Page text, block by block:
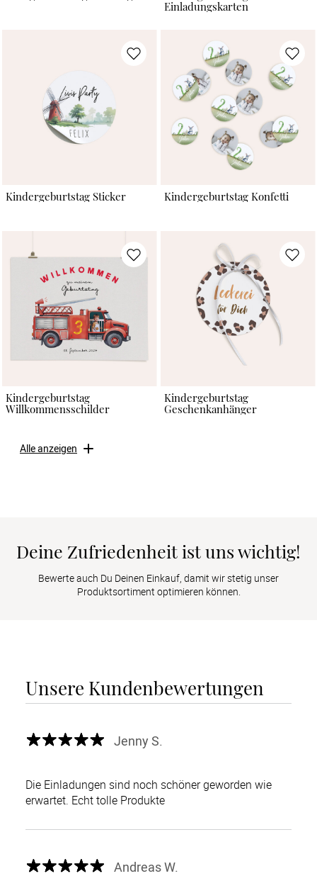
Einladungskarten
Kindergeburtstag Sticker Kindergeburtstag Konfetti
Kindergeburtstag
Willkommensschilder
Kindergeburtstag
Geschenkanhänger
Alle anzeigen
Deine Zufriedenheit ist uns wichtig!
Bewerte auch Du Deinen Einkauf, damit wir stetig unser
Produktsortiment optimieren können.
Unsere Kundenbewertungen
Jenny S.
Die Einladungen sind noch schöner geworden wie
erwartet. Echt tolle Produkte
Andreas W.